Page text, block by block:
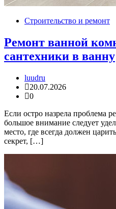
Строительство и ремонт
Ремонт ванной
сантехники в ванну
luudru
20.07.2026
0
Если остро назрела проблема
большое внимание следует
место, где всегда должен
секрет, […]